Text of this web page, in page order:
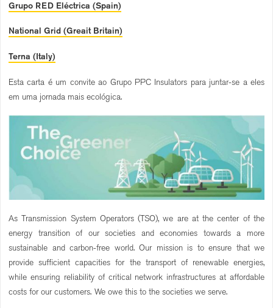
Grupo RED Eléctrica (Spain)
National Grid (Greait Britain)
Terna (Italy)
Esta carta é um convite ao Grupo PPC Insulators para juntar-se a eles
em uma jornada mais ecológica.
As Transmission System Operators (TSO), we are at the center of the
energy transition of our societies and economies towards a more
sustainable and carbon-free world. Our mission is to ensure that we
provide sufficient capacities for the transport of renewable energies,
while ensuring reliability of critical network infrastructures at affordable
costs for our customers. We owe this to the societies we serve.